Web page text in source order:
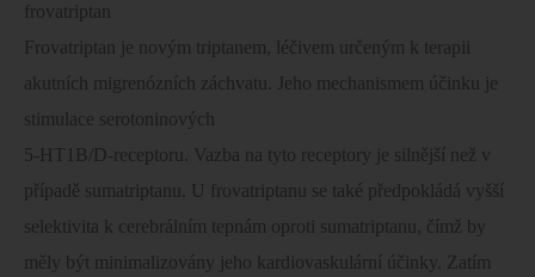
frovatriptan
Frovatriptan je novým triptanem, léčivem určeným k terapii
akutních migrenózních záchvatu. Jeho mechanismem účinku je
stimulace serotoninových
5-HT1B/D-receptoru. Vazba na tyto receptory je silnější než v
případě sumatriptanu. U frovatriptanu se také předpokládá vyšší
selektivita k cerebrálním tepnám oproti sumatriptanu, čímž by
měly být minimalizovány jeho kardiovaskulární účinky. Zatím